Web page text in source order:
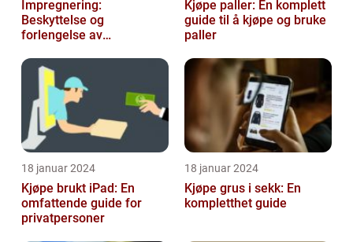
Impregnering:
Beskyttelse og
forlengelse av
Kjøpe paller: En komplett
guide til å kjøpe og bruke
paller
18 januar 2024
Kjøpe brukt iPad: En
omfattende guide for
privatpersoner
18 januar 2024
Kjøpe grus i sekk: En
kompletthet guide